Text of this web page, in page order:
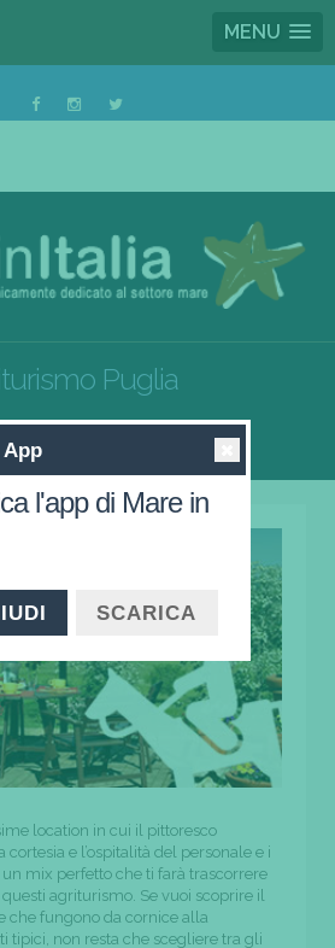
MENU
Puglia
AGRITURISMO PUGLIA
location in cui il pittoresco
cortesia e l’ospitalità del personale e i
mix perfetto che ti farà trascorrere
agriturismo. Se vuoi scoprire il
che fungono da cornice alla
tipici, non resta che scegliere tra gli
App
l'app di Mare in
SCARICA